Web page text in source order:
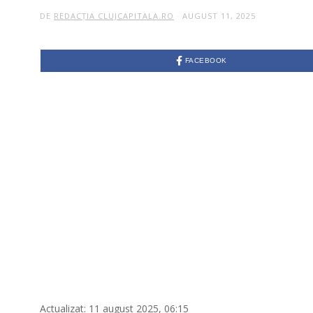
DE REDACȚIA CLUJCAPITALA.RO AUGUST 11, 2025
FACEBOOK
Actualizat: 11 august 2025, 06:15